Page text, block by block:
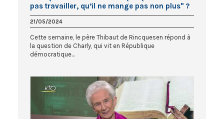
pas travailler, qu’il ne mange pas non plus" ?
21/05/2024
Cette semaine, le père Thibaut de Rincquesen répond à
la question de Charly, qui vit en République
démocratique...